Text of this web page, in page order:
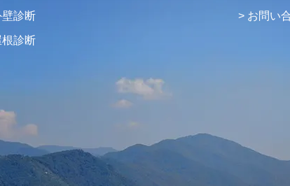
壁診断
根診断
お問い